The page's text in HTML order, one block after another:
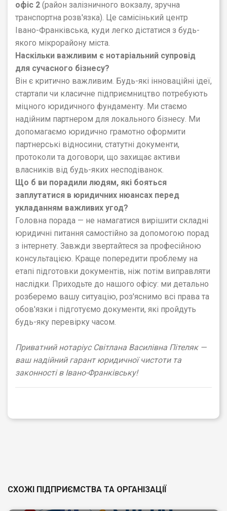
офіс 2 (район залізничного вокзалу, зручна
транспортна розв'язка). Це самісінький центр
Івано-Франківська, куди легко дістатися з будь-
якого мікрорайону міста.
Наскільки важливим є нотаріальний супровід
для сучасного бізнесу?
Він є критично важливим. Будь-які інноваційні ідеї,
стартапи чи класичне підприємництво потребують
міцного юридичного фундаменту. Ми стаємо
надійним партнером для локального бізнесу. Ми
допомагаємо юридично грамотно оформити
партнерські відносини, статутні документи,
протоколи та договори, що захищає активи
власників від будь-яких несподіванок.
Що б ви порадили людям, які бояться
заплутатися в юридичних нюансах перед
укладанням важливих угод?
Головна порада — не намагатися вирішити складні
юридичні питання самостійно за допомогою порад
з інтернету. Завжди звертайтеся за професійною
консультацією. Краще попередити проблему на
етапі підготовки документів, ніж потім виправляти
наслідки. Приходьте до нашого офісу: ми детально
розберемо вашу ситуацію, роз'яснимо всі права та
обов'язки і підготуємо документи, які пройдуть
будь-яку перевірку часом.
Приватний нотаріус Світлана Василівна Пітеляк —
ваш надійний гарант юридичної чистоти та
законності в Івано-Франківську!
СХОЖІ ПІДПРИЄМСТВА ТА ОРГАНІЗАЦІЇ